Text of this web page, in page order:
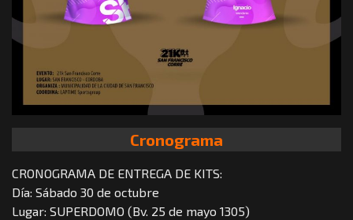
Cronograma
CRONOGRAMA DE ENTREGA DE KITS:
Día: Sábado 30 de octubre
Lugar: SUPERDOMO (Bv. 25 de mayo 1305)